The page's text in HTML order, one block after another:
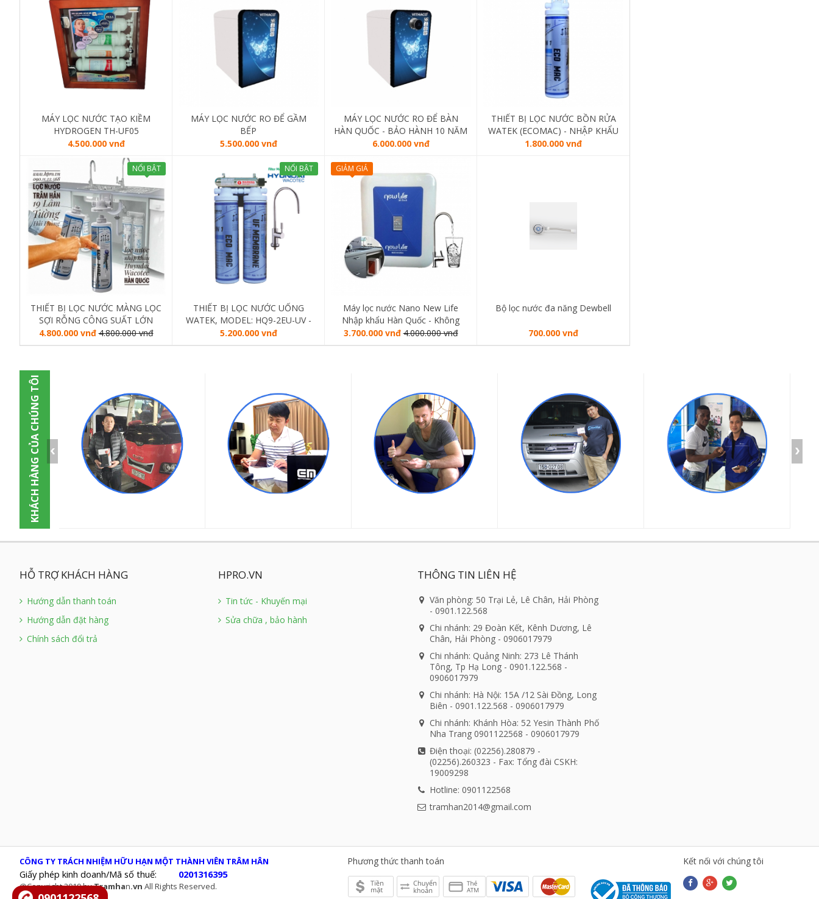
MÁY LỌC NƯỚC TẠO KIỀM
HYDROGEN TH-UF05
4.500.000 vnđ
MÁY LỌC NƯỚC RO ĐỂ GẦM
BẾP
5.500.000 vnđ
MÁY LỌC NƯỚC RO ĐỂ BÀN
HÀN QUỐC - BẢO HÀNH 10 NĂM
6.000.000 vnđ
THIẾT BỊ LỌC NƯỚC BỒN RỬA
WATEK (ECOMAC) - NHẬP KHẨU
HÀN QUỐC
1.800.000 vnđ
NỔI BẬT
THIẾT BỊ LỌC NƯỚC MÀNG LỌC
SỢI RỖNG CÔNG SUẤT LỚN
WATEK - NHẬP KHẨU HÀN
QUỐC
4.800.000 vnđ 4.800.000 vnđ
NỔI BẬT
THIẾT BỊ LỌC NƯỚC UỐNG
WATEK, MODEL: HQ9-2EU-UV -
NHẬP KHẨU HÀN QUỐC
5.200.000 vnđ
GIẢM GIÁ
Máy lọc nước Nano New Life
Nhập khẩu Hàn Quốc - Không
nước thải
3.700.000 vnđ 4.000.000 vnđ
Bộ lọc nước đa năng Dewbell
700.000 vnđ
KHÁCH HÀNG CỦA CHÚNG TÔI
HỖ TRỢ KHÁCH HÀNG
Hướng dẫn thanh toán
Hướng dẫn đặt hàng
Chính sách đổi trả
HPRO.VN
Tin tức - Khuyến mại
Sửa chữa , bảo hành
THÔNG TIN LIÊN HỆ
Văn phòng: 50 Trại Lẻ, Lê Chân, Hải Phòng
- 0901.122.568
Chi nhánh: 29 Đoàn Kết, Kênh Dương, Lê
Chân, Hải Phòng - 0906017979
Chi nhánh: Quảng Ninh: 273 Lê Thánh
Tông, Tp Hạ Long - 0901.122.568 -
0906017979
Chi nhánh: Hà Nội: 15A /12 Sài Đồng, Long
Biên - 0901.122.568 - 0906017979
Chi nhánh: Khánh Hòa: 52 Yesin Thành Phố
Nha Trang 0901122568 - 0906017979
Điện thoại: (02256).280879 -
(02256).260323 - Fax: Tổng đài CSKH:
19009298
Hotline: 0901122568
tramhan2014@gmail.com
CÔNG TY TRÁCH NHIỆM HỮU HẠN MỘT THÀNH VIÊN TRÂM HÂN
Giấy phép kinh doanh/Mã số thuế: 0201316395
@Copyright 2019 byTramhan.vn All Rights Reserved.
Phương thức thanh toán Kết nối với chúng tôi